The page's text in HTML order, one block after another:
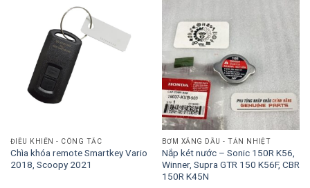
ĐIỀU KHIỂN - CÔNG TẮC
Chìa khóa remote Smartkey Vario
2018, Scoopy 2021
BƠM XĂNG DẦU - TẢN NHIỆT
Nắp két nước – Sonic 150R K56,
Winner, Supra GTR 150 K56F, CBR
150R K45N